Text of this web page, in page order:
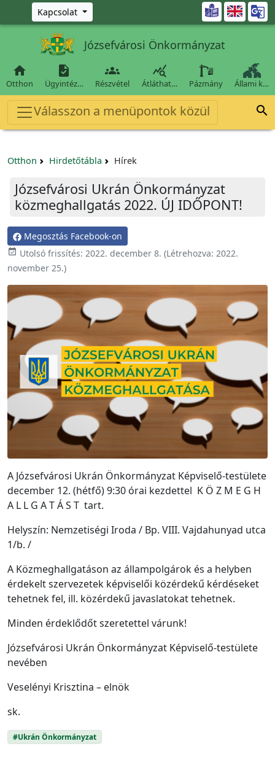
Ugrás a fő tartalomra
Kapcsolat 
Józsefvárosi Önkormányzat

Otthon

Ügyintéz…

Részvétel

Átláthat… Pázmány Állami k…
Válasszon a menüpontok közül 
Otthon Hirdetőtábla Hírek
Józsefvárosi Ukrán Önkormányzat
közmeghallgatás 2022. ÚJ IDŐPONT!
Megosztás Facebook-on
 Utolsó frissítés: 2022. december 8. (Létrehozva: 2022.
november 25.)
A Józsefvárosi Ukrán Önkormányzat Képviselő-testülete
december 12. (hétfő) 9:30 órai kezdettel K Ö Z M E G H
A L L G A T Á S T tart.
Helyszín: Nemzetiségi Iroda / Bp. VIII. Vajdahunyad utca
1/b. /
A Közmeghallgatáson az állampolgárok és a helyben
érdekelt szervezetek képviselői közérdekű kérdéseket
tehetnek fel, ill. közérdekű javaslatokat tehetnek.
Minden érdeklődőt szeretettel várunk!
Józsefvárosi Ukrán Önkormányzat Képviselő-testülete
nevében
Veselényi Krisztina – elnök
sk.
#Ukrán Önkormányzat